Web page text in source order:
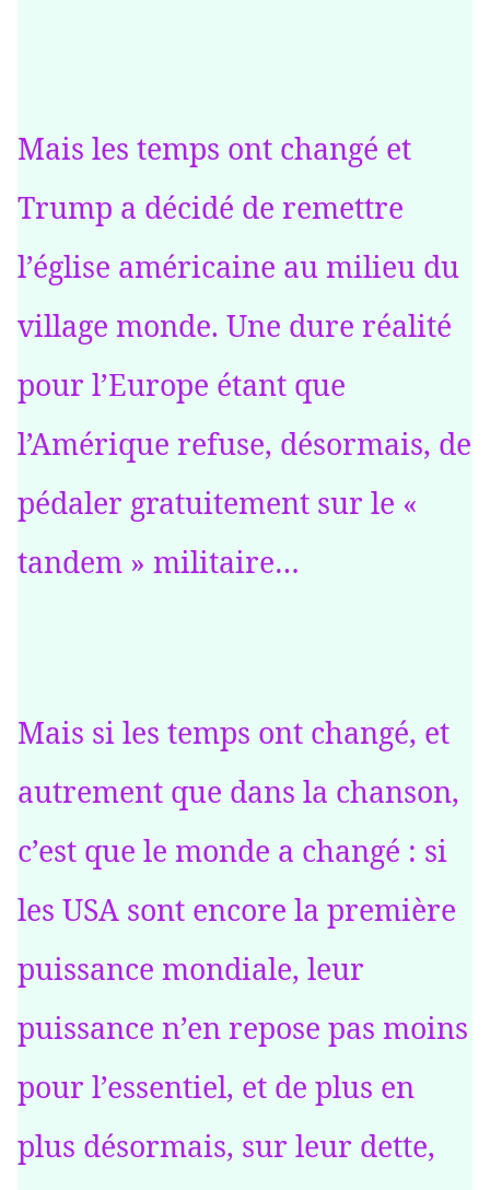
Mais les temps ont changé et
Trump a décidé de remettre
l’église américaine au milieu du
village monde. Une dure réalité
pour l’Europe étant que
l’Amérique refuse, désormais, de
pédaler gratuitement sur le «
tandem » militaire…
Mais si les temps ont changé, et
autrement que dans la chanson,
c’est que le monde a changé : si
les USA sont encore la première
puissance mondiale, leur
puissance n’en repose pas moins
pour l’essentiel, et de plus en
plus désormais, sur leur dette,